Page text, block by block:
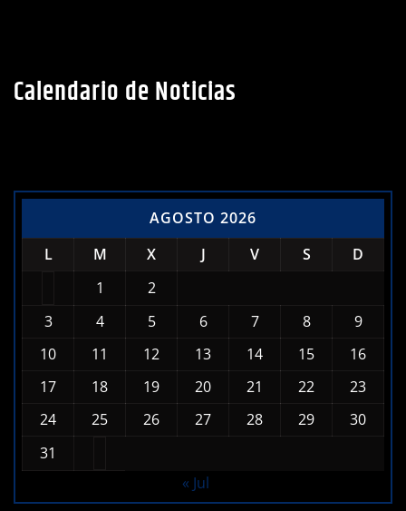
Calendario de Noticias
AGOSTO 2026
L
M X J V S
D
1
2
3
4 5 6 7 8
9
10
11 12 13 14 15
16
17
18 19 20 21 22
23
24
25 26 27 28 29
30
31
« Jul